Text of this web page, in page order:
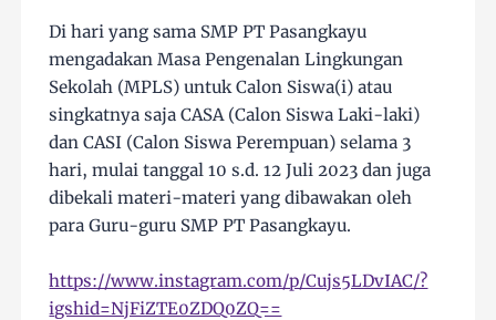
Di hari yang sama SMP PT Pasangkayu
mengadakan Masa Pengenalan Lingkungan
Sekolah (MPLS) untuk Calon Siswa(i) atau
singkatnya saja CASA (Calon Siswa Laki-laki)
dan CASI (Calon Siswa Perempuan) selama 3
hari, mulai tanggal 10 s.d. 12 Juli 2023 dan juga
dibekali materi-materi yang dibawakan oleh
para Guru-guru SMP PT Pasangkayu.
https://www.instagram.com/p/Cujs5LDvIAC/?
igshid=NjFiZTE0ZDQ0ZQ==